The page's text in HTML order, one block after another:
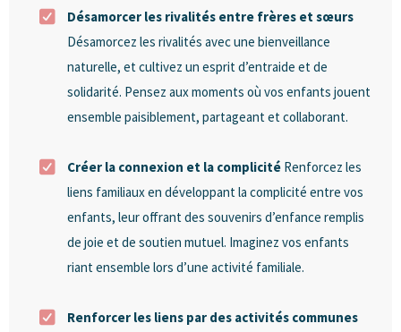
Désamorcer les rivalités entre frères et sœurs
Désamorcez les rivalités avec une bienveillance
naturelle, et cultivez un esprit d’entraide et de
solidarité. Pensez aux moments où vos enfants jouent
ensemble paisiblement, partageant et collaborant.
Créer la connexion et la complicité Renforcez les
liens familiaux en développant la complicité entre vos
enfants, leur offrant des souvenirs d’enfance remplis
de joie et de soutien mutuel. Imaginez vos enfants
riant ensemble lors d’une activité familiale.
Renforcer les liens par des activités communes